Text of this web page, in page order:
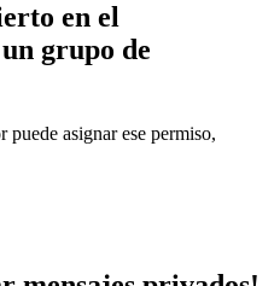
en el
grupo de
puede asignar ese permiso,